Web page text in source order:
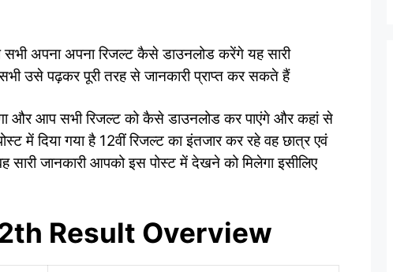
अपना अपना रिजल्ट कैसे डाउनलोड करेंगे यह सारी
उसे पढ़कर पूरी तरह से जानकारी प्राप्त कर सकते हैं
होगा और आप सभी रिजल्ट को कैसे डाउनलोड कर पाएंगे और कहां से
में दिया गया है 12वीं रिजल्ट का इंतजार कर रहे वह छात्र एवं
सारी जानकारी आपको इस पोस्ट में देखने को मिलेगा इसीलिए
Result Overview